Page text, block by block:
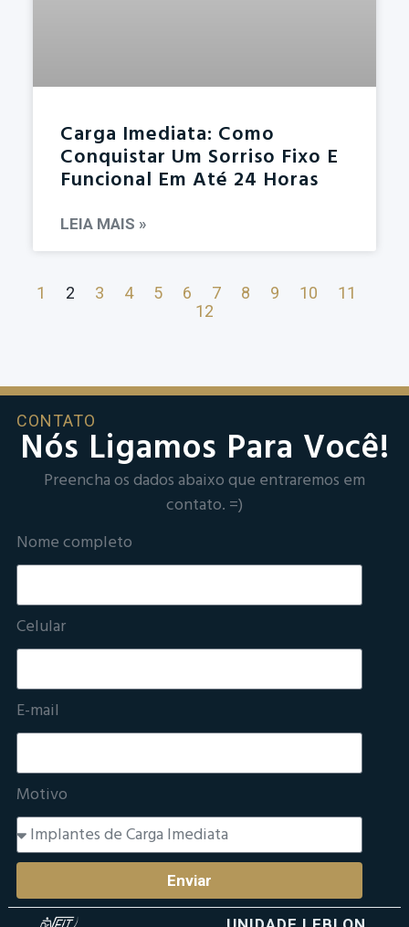
Carga Imediata: Como
Conquistar Um Sorriso Fixo E
Funcional Em Até 24 Horas
LEIA MAIS »
1 2 3 4 5 6 7 8 9 10
11
12
CONTATO
Nós Ligamos Para Você!
Preencha os dados abaixo que entraremos em
contato. =)
Nome completo
Celular
E-mail
Motivo
Enviar